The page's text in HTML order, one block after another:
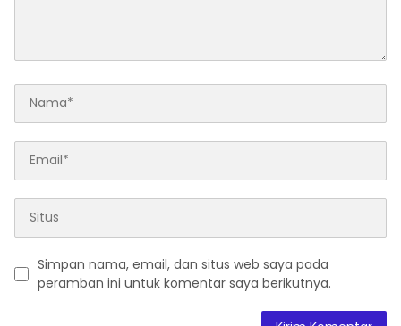
Simpan nama, email, dan situs web saya pada
peramban ini untuk komentar saya berikutnya.